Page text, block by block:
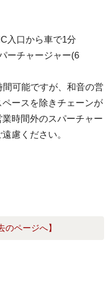
入口から車で1分
ーチャージャー(6
可能ですが、和音の営
ースを除きチェーンが
時間外のスパーチャー
慮ください。
のページへ】